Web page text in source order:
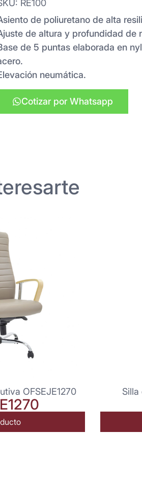
RE100
de poliuretano de alta
de altura y profundidad de
de 5 puntas elaborada en
neumática.
Cotizar por Whatsapp
OFSEJE1270